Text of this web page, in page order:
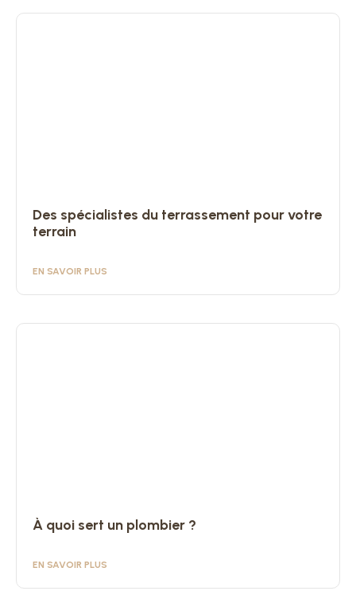
Des spécialistes du terrassement pour votre
terrain
EN SAVOIR PLUS
À quoi sert un plombier ?
EN SAVOIR PLUS